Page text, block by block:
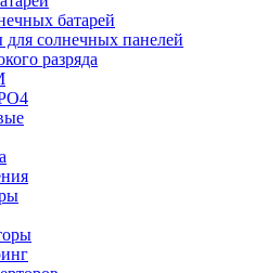
батарей
солнечных панелей
разряда